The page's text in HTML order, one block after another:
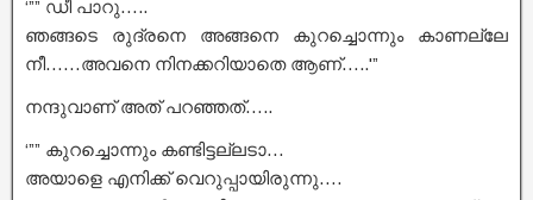
‘”” ഡീ പാറു…..
ഞങ്ങടെ രുദ്രനെ അങ്ങനെ കുറച്ചൊന്നും കാണല്ലേ
നീ……അവനെ നിനക്കറിയാതെ ആണ്…..'”
നന്ദുവാണ് അത് പറഞ്ഞത്…..
‘”” കുറച്ചൊന്നും കണ്ടിട്ടല്ലടാ…
അയാളെ എനിക്ക് വെറുപ്പായിരുന്നു….